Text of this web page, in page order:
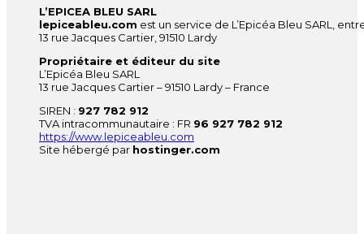
L’EPICEA BLEU SARL
lepiceableu.com est un service de L’Epicéa Bleu SARL,
13 rue Jacques Cartier, 91510 Lardy
Propriétaire et éditeur du site
L’Epicéa Bleu SARL
13 rue Jacques Cartier – 91510 Lardy – France
SIREN : 927 782 912
TVA intracommunautaire : FR 96 927 782 912
https://www.lepiceableu.com
Site hébergé par hostinger.com